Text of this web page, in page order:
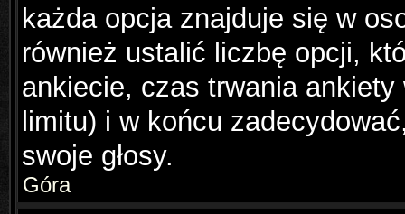
każda opcja znajduje się w
również ustalić liczbę opcji,
ankiecie, czas trwania
limitu) i w końcu
swoje głosy.
Góra